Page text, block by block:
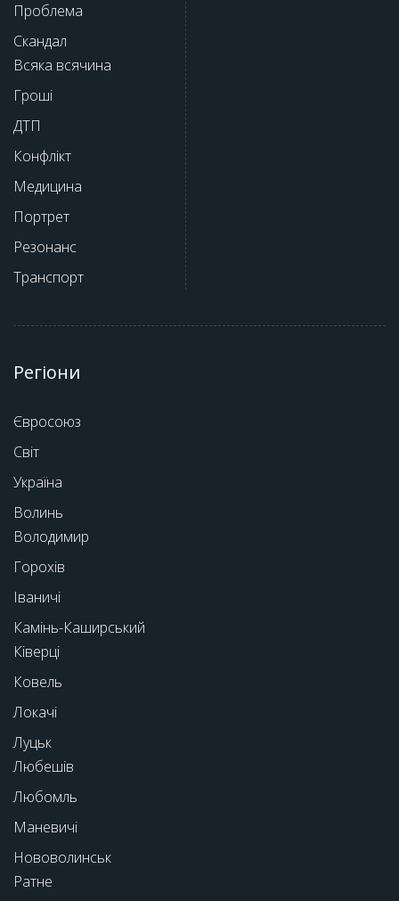
Проблема
Скандал
Всяка всячина
Гроші
ДТП
Конфлікт
Медицина
Портрет
Резонанс
Транспорт
Регіони
Євросоюз
Світ
Україна
Волинь
Володимир
Горохів
Іваничі
Камінь-Каширський
Ківерці
Ковель
Локачі
Луцьк
Любешів
Любомль
Маневичі
Нововолинськ
Ратне